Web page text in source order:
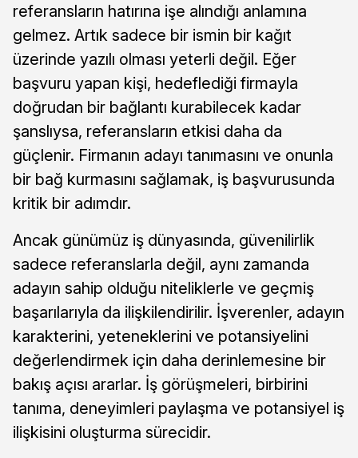
referansların hatırına işe alındığı anlamına
gelmez. Artık sadece bir ismin bir kağıt
üzerinde yazılı olması yeterli değil. Eğer
başvuru yapan kişi, hedeflediği firmayla
doğrudan bir bağlantı kurabilecek kadar
şanslıysa, referansların etkisi daha da
güçlenir. Firmanın adayı tanımasını ve onunla
bir bağ kurmasını sağlamak, iş başvurusunda
kritik bir adımdır.
Ancak günümüz iş dünyasında, güvenilirlik
sadece referanslarla değil, aynı zamanda
adayın sahip olduğu niteliklerle ve geçmiş
başarılarıyla da ilişkilendirilir. İşverenler, adayın
karakterini, yeteneklerini ve potansiyelini
değerlendirmek için daha derinlemesine bir
bakış açısı ararlar. İş görüşmeleri, birbirini
tanıma, deneyimleri paylaşma ve potansiyel iş
ilişkisini oluşturma sürecidir.